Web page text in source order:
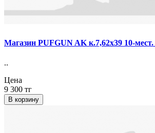
Магазин PUFGUN AK к.7,62х39 10-
..
Цена
9 300 тг
В корзину